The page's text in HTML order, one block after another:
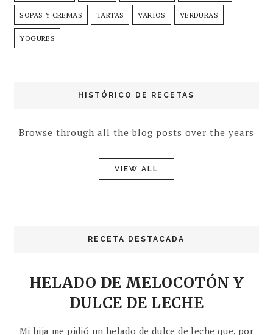
SOPAS Y CREMAS TARTAS VARIOS VERDURAS
YOGURES
HISTÓRICO DE RECETAS
Browse through all the blog posts over the years
VIEW ALL
RECETA DESTACADA
HELADO DE MELOCOTÓN Y
DULCE DE LECHE
Mi hija me pidió un helado de dulce de leche que, por